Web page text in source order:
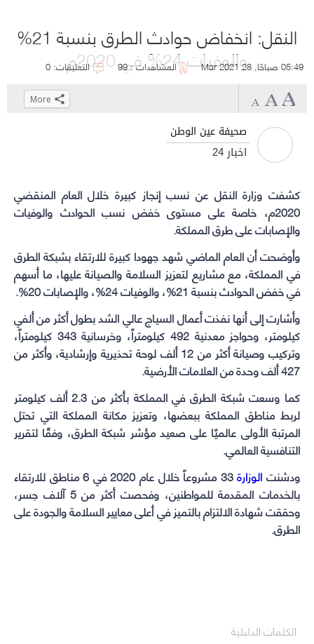
النقل: انخفاض حوادث الطرق بنسبة 21%
والوفيات 24% في 2020م 05:49 صباحًا, 28 Mar 2021 المشاهدات : 99 التعليقات: 0
صحيفة عين الوطن
أخبار 24
كشفت وزارة النقل عن نسب إنجاز كبيرة خلال العام المنقضي
2020م، خاصة على مستوى خفض نسب الحوادث والوفيات
والإصابات على طرق المملكة.
وأوضحت أن العام الماضي شهد جهودا كبيرة للارتقاء بشبكة الطرق
في المملكة، مع مشاريع لتعزيز السلامة والصيانة عليها، ما أسهم
في خفض الحوادث بنسبة 21%، والوفيات 24%، والإصابات 20%.
وأشارت إلى أنها نفذت أعمال السياج عالي الشد بطول أكثر من ألفي
كيلومتر، وحواجز معدنية 492 كيلومتراً، وخرسانية 343 كيلومتراً،
وتركيب وصيانة أكثر من 12 ألف لوحة تحذيرية وإرشادية، وأكثر من
427 ألف وحدة من العلامات الأرضية.
كما وسعت شبكة الطرق في المملكة بأكثر من 2.3 ألف كيلومتر
لربط مناطق المملكة ببعضها، وتعزيز مكانة المملكة التي تحتل
المرتبة الأولى عالميًا على صعيد مؤشر شبكة الطرق، وفقًا لتقرير
التنافسية العالمي.
ودشنت الوزارة
33 مشروعاً خلال عام 2020 في 6 مناطق للارتقاء
بالخدمات المقدمة للمواطنين، وفحصت أكثر من 5 آلاف جسر،
وحققت شهادة الالتزام بالتميز في أعلى معايير السلامة والجودة على
الطرق.
(Opens
in
(Opens
in
(Opens
in
window)
Click
(Opens
in
window)
More
الكلمات الدليلية